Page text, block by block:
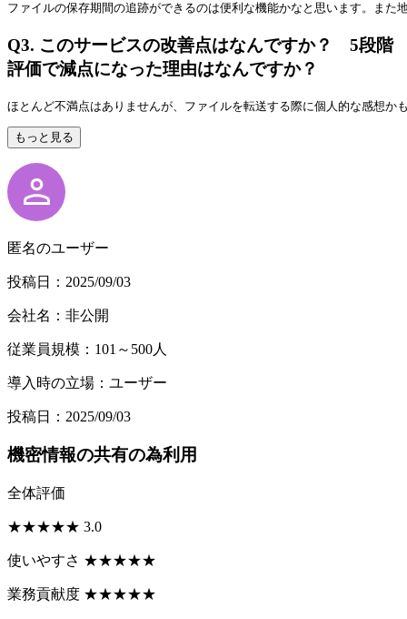
ファイルの保存期間の追跡ができるのは便利な機能かなと思います。ま
Q3. このサービスの改善点はなんですか？ 5段階
評価で減点になった理由はなんですか？
ほとんど不満点はありませんが、ファイルを転送する際に個人的な感想か
もっと見る
匿名のユーザー
投稿日：2025/09/03
会社名：非公開
従業員規模：101～500人
導入時の立場：ユーザー
投稿日：2025/09/03
機密情報の共有の為利用
全体評価
★★★★★ 3.0
使いやすさ ★★★★★
業務貢献度 ★★★★★